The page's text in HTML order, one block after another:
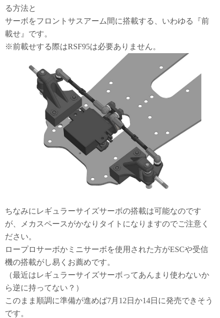
る方法と
サーボをフロントサスアーム間に搭載する、いわゆる『前
載せ』です。
※前載せする際はRSF95は必要ありません。
ちなみにレギュラーサイズサーボの搭載は可能なのです
が、メカスペースがかなりタイトになりますのでご注意く
ださい。
ロープロサーボかミニサーボを使用された方がESCや受信
機の搭載がし易くお薦めです。
（最近はレギュラーサイズサーボってあんまり使わないか
ら逆に持ってない？）
このまま順調に準備が進めば7月12日か14日に発売できそう
です。